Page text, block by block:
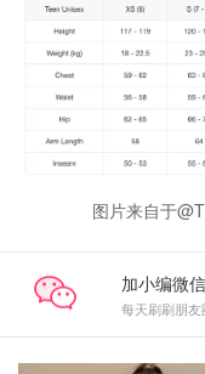
图片来自于
加小编微信
每天刷刷朋